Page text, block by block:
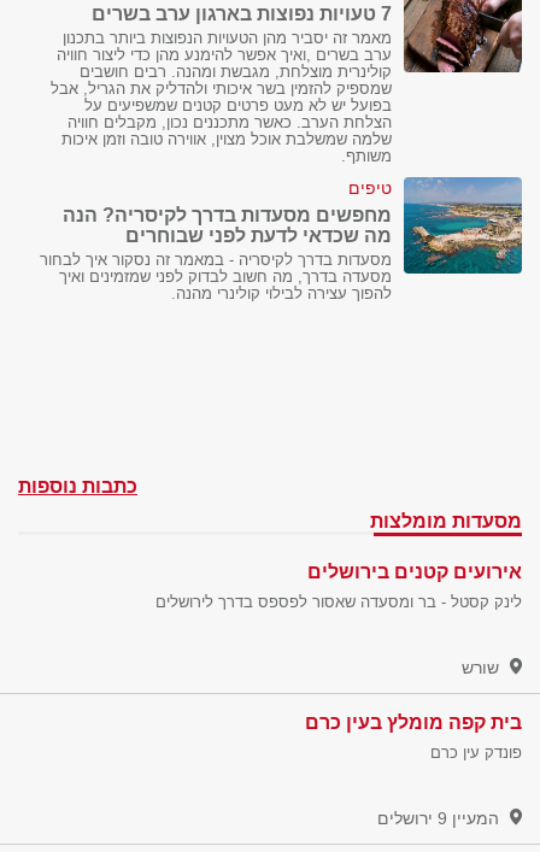
7 טעויות נפוצות בארגון ערב בשרים
מאמר זה יסביר מהן הטעויות הנפוצות ביותר בתכנון
ערב בשרים ,ואיך אפשר להימנע מהן כדי ליצור חוויה
קולינרית מוצלחת, מגבשת ומהנה. רבים חושבים
שמספיק להזמין בשר איכותי ולהדליק את הגריל, אבל
בפועל יש לא מעט פרטים קטנים שמשפיעים על
הצלחת הערב. כאשר מתכננים נכון, מקבלים חוויה
שלמה שמשלבת אוכל מצוין, אווירה טובה וזמן איכות
משותף.
טיפים
מחפשים מסעדות בדרך לקיסריה? הנה
מה שכדאי לדעת לפני שבוחרים
מסעדות בדרך לקיסריה - במאמר זה נסקור איך לבחור
מסעדה בדרך, מה חשוב לבדוק לפני שמזמינים ואיך
להפוך עצירה לבילוי קולינרי מהנה.
כתבות נוספות
מסעדות מומלצות
אירועים קטנים בירושלים
לינק קסטל - בר ומסעדה שאסור לפספס בדרך לירושלים
שורש
בית קפה מומלץ בעין כרם
פונדק עין כרם
המעיין 9 ירושלים